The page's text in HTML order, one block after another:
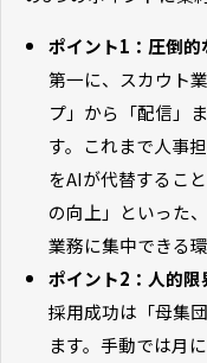
ポイント1：圧倒
第一に、スカウト
プ」から「配信」
す。これまで人事
をAIが代替するこ
の向上」といった
業務に集中できる
ポイント2：人的
採用成功は「母集
ます。手動では月